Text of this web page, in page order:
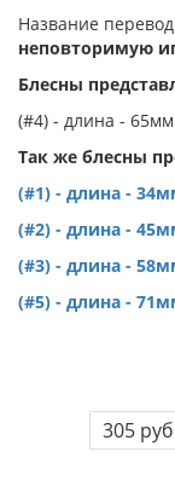
Название
неповторимую
Блесны
(#4) - длина - 65мм
Так же блесны
(#1) - длина -
(#2) - длина -
(#3) - длина -
(#5) - длина -
305